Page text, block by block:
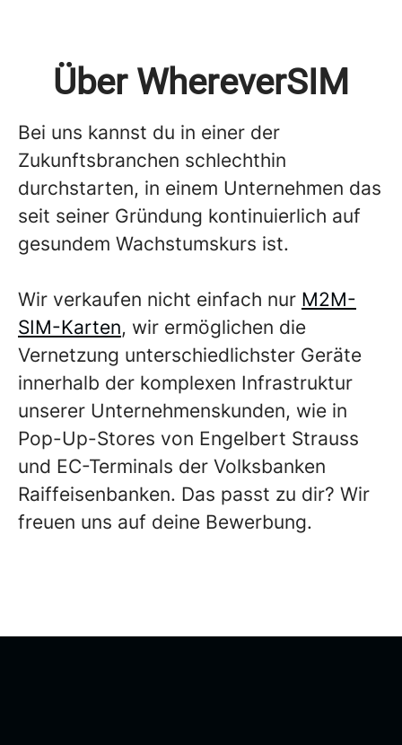
Über WhereverSIM
Bei uns kannst du in einer der
Zukunftsbranchen schlechthin
durchstarten, in einem Unternehmen das
seit seiner Gründung kontinuierlich auf
gesundem Wachstumskurs ist.
Wir verkaufen nicht einfach nur M2M-
SIM-Karten, wir ermöglichen die
Vernetzung unterschiedlichster Geräte
innerhalb der komplexen Infrastruktur
unserer Unternehmenskunden, wie in
Pop-Up-Stores von Engelbert Strauss
und EC-Terminals der Volksbanken
Raiffeisenbanken. Das passt zu dir? Wir
freuen uns auf deine Bewerbung.